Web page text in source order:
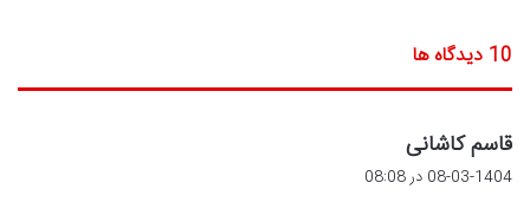
‫10 دیدگاه ها
قاسم کاشانی
ف
08-03-1404 در 08:08